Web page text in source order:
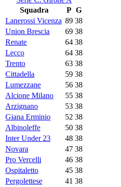
Squadra
P G
Lanerossi Vicenza 89 38
Union Brescia
69 38
Renate
64 38
Lecco
64 38
Trento
63 38
Cittadella
59 38
Lumezzane
56 38
Alcione Milano
55 38
Arzignano
53 38
Giana Erminio
52 38
Albinoleffe
50 38
Inter Under 23
48 38
Novara
47 38
Pro Vercelli
46 38
Ospitaletto
45 38
Pergolettese
41 38